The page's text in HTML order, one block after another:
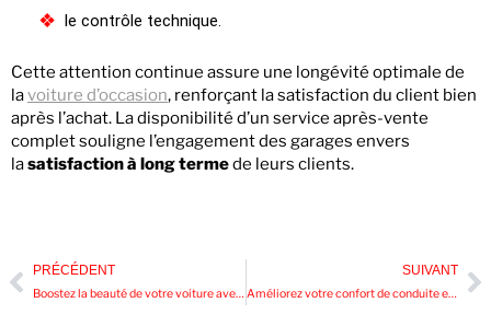
le contrôle technique.
Cette attention continue assure une longévité optimale de
lavoiture d’occasion, renforçant la satisfaction du client bien
après l’achat. La disponibilité d’un service après-vente
complet souligne l’engagement des garages envers
lasatisfaction à long termede leurs clients.
PRÉCÉDENT
Boostez la beauté de votre voiture avec du covering carbone
SUIVANT
Améliorez votre confort de conduite en teintant vos vitres chez Feu Vert